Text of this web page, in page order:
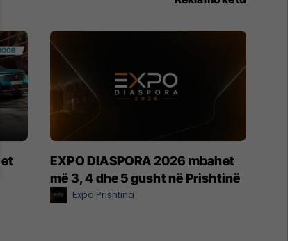
EXPO DIASPORA 2026 mbahet
më 3, 4 dhe 5 gusht në Prishtinë
Expo Prishtina